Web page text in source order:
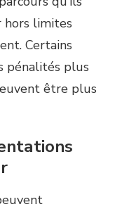
hors limites
Certains
pénalités plus
être plus